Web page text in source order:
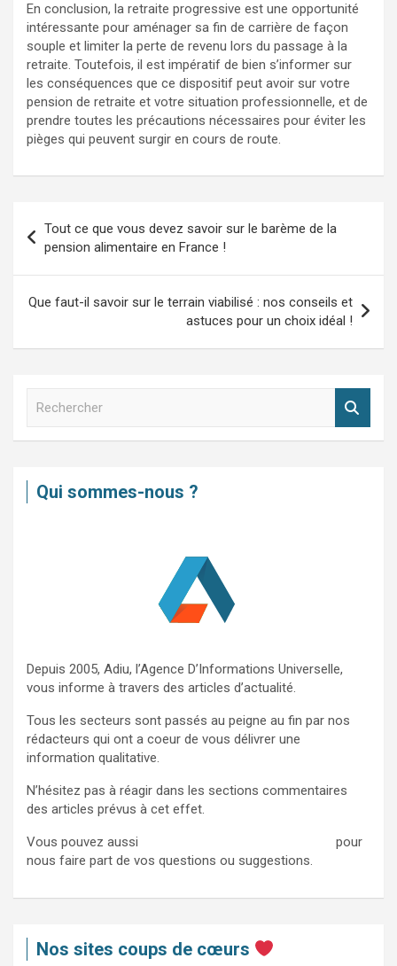
En conclusion, la retraite progressive est une opportunité
intéressante pour aménager sa fin de carrière de façon
souple et limiter la perte de revenu lors du passage à la
retraite. Toutefois, il est impératif de bien s’informer sur
les conséquences que ce dispositif peut avoir sur votre
pension de retraite et votre situation professionnelle, et de
prendre toutes les précautions nécessaires pour éviter les
pièges qui peuvent surgir en cours de route.
de
l’article
Tout ce que vous devez savoir sur le barème de la
pension alimentaire en France !
Que faut-il savoir sur le terrain viabilisé : nos conseils et
astuces pour un choix idéal !
Qui sommes-nous ?
Depuis 2005, Adiu, l’Agence D’Informations Universelle,
vous informe à travers des articles d’actualité.
Tous les secteurs sont passés au peigne au fin par nos
rédacteurs qui ont a coeur de vous délivrer une
information qualitative.
N’hésitez pas à réagir dans les sections commentaires
des articles prévus à cet effet.
Vous pouvez aussi
pour
nous faire part de vos questions ou suggestions.
Nos sites coups de cœurs